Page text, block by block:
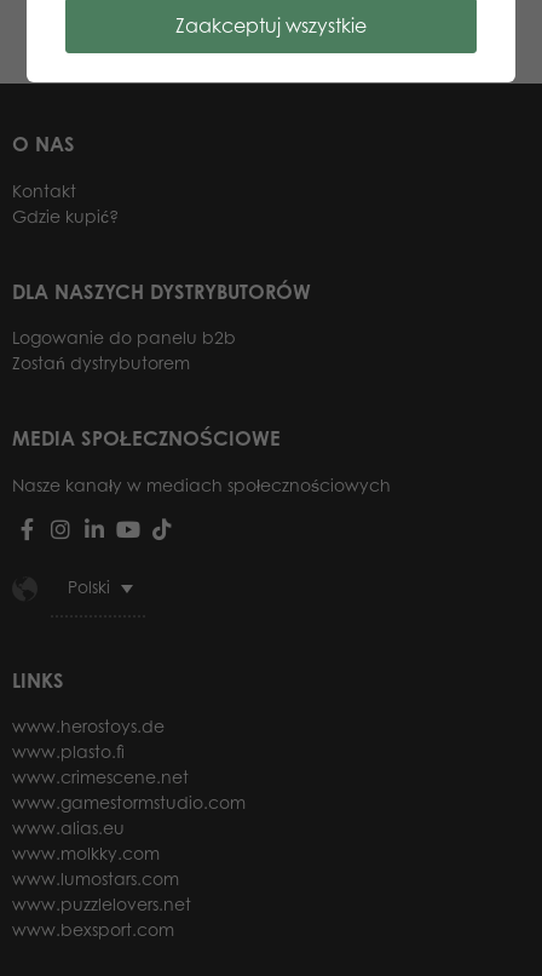
O NAS
Kontakt
Gdzie kupić?
DLA NASZYCH DYSTRYBUTORÓW
Logowanie do panelu b2b
Zostań dystrybutorem
MEDIA SPOŁECZNOŚCIOWE
Nasze kanały w mediach społecznościowych
Polski
LINKS
www.herostoys.de
www.plasto.fi
www.crimescene.net
www.gamestormstudio.com
www.alias.eu
www.molkky.com
www.lumostars.com
www.puzzlelovers.net
www.bexsport.com
Zaakceptuj wszystkie